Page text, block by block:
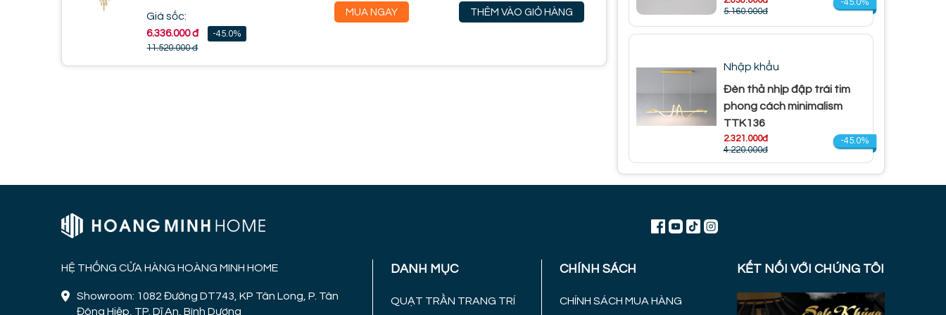
Giá sốc:
6.336.000 đ
-45.0%
11.520.000 đ
MUA NGAY THÊM VÀO GIỎ HÀNG
5.160.000đ
-45.0%
Nhập khẩu
Đèn thả nhịp đập trái tim
phong cách minimalism
TTK136
2.321.000đ
4.220.000đ
-45.0%
HỆ THỐNG CỬA HÀNG HOÀNG MINH HOME
Showroom: 1082 Đường DT743, KP Tân Long, P. Tân
Đông Hiệp, TP. Dĩ An, Bình Dương
DANH MỤC
QUẠT TRẦN TRANG TRÍ
CHÍNH SÁCH
CHÍNH SÁCH MUA HÀNG
KẾT NỐI VỚI CHÚNG TÔI